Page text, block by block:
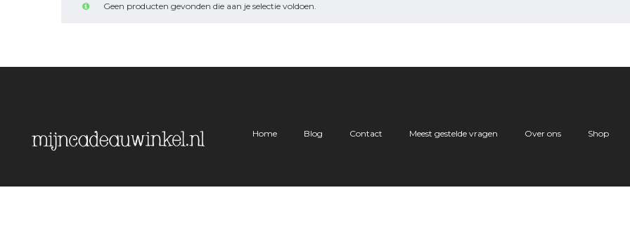
Geen producten gevonden die aan je selectie voldoen.
Home Blog Contact Meest gestelde vragen Over ons Shop